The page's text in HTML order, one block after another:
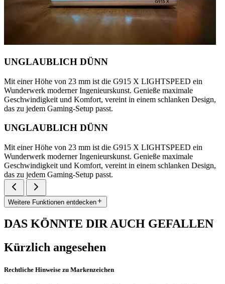
UNGLAUBLICH DÜNN
Mit einer Höhe von 23 mm ist die G915 X LIGHTSPEED ein
Wunderwerk moderner Ingenieurskunst. Genieße maximale
Geschwindigkeit und Komfort, vereint in einem schlanken Design,
das zu jedem Gaming-Setup passt.
UNGLAUBLICH DÜNN
Mit einer Höhe von 23 mm ist die G915 X LIGHTSPEED ein
Wunderwerk moderner Ingenieurskunst. Genieße maximale
Geschwindigkeit und Komfort, vereint in einem schlanken Design,
das zu jedem Gaming-Setup passt.
Weitere Funktionen entdecken
DAS KÖNNTE DIR AUCH GEFALLEN
Kürzlich angesehen
Rechtliche Hinweise zu Markenzeichen